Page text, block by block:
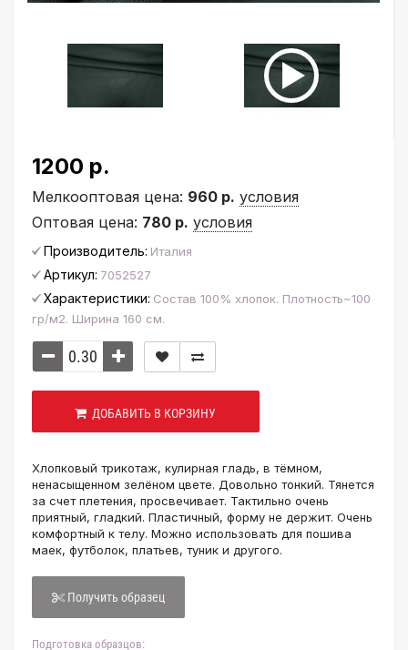
1200 р.
Мелкооптовая цена: 960 р. условия
Оптовая цена: 780 р. условия
Производитель: Италия
Артикул: 7052527
Характеристики: Состав 100% хлопок. Плотность~100
гр/м2. Ширина 160 см.
ДОБАВИТЬ В КОРЗИНУ
Хлопковый трикотаж, кулирная гладь, в тёмном,
ненасыщенном зелёном цвете. Довольно тонкий. Тянется
за счет плетения, просвечивает. Тактильно очень
приятный, гладкий. Пластичный, форму не держит. Очень
комфортный к телу. Можно использовать для пошива
маек, футболок, платьев, туник и другого.
Получить образец
Подготовка образцов: